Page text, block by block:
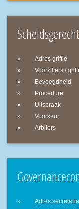
Scheidsgerecht
Adres griffie
Voorzitters /
Bevoegdheid
Procedure
Uitspraak
Voorkeur
Arbiters
Adres